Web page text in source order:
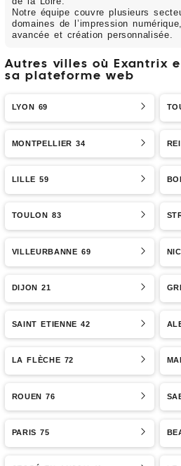
Notre équipe couvre plusieurs
domaines de l’impression
avancée et création personnalisée.
Autres villes où Exantrix
sa plateforme web
LYON 69
MONTPELLIER 34
LILLE 59
TOULON 83
VILLEURBANNE 69
DIJON 21
SAINT ETIENNE 42
LA FLÈCHE 72
ROUEN 76
PARIS 75